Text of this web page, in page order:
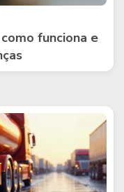
funciona e